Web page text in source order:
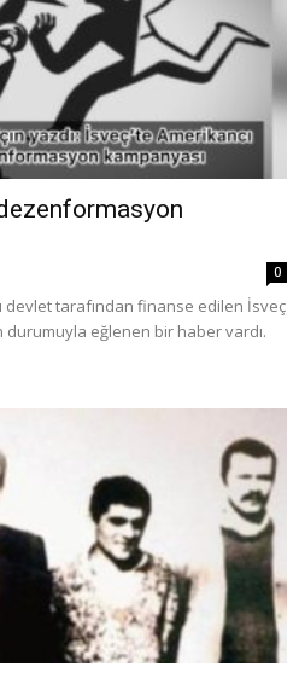
0
devlet tarafından finanse edilen İsveç
durumuyla eğlenen bir haber vardı.